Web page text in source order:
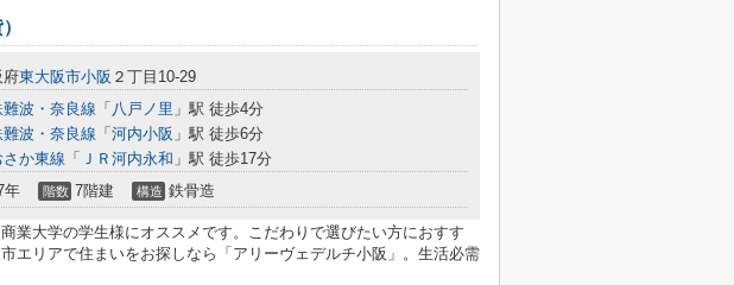
府東大阪市小阪 ２丁目10-29
難波・奈良線 「 八戸ノ里 」駅 徒歩4分
難波・奈良線 「 河内小阪 」駅 徒歩6分
さか東線 「 ＪＲ河内永和 」駅 徒歩17分
年 階数 7階建 構造 鉄骨造
業大学の学生様にオススメです。こだわりで選びたい方におすす
エリアで住まいをお探しなら「アリーヴェデルチ小阪」。生活必需